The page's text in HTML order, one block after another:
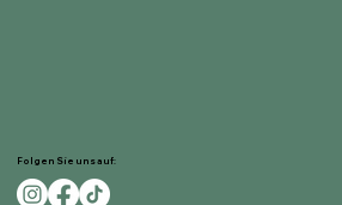
Folgen Sie uns auf: